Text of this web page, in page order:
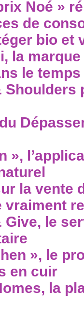
Noé »
de
bio et
la
le temps
Shoulders
»,
la vente
vraiment
Give, le
», le
en cuir
la